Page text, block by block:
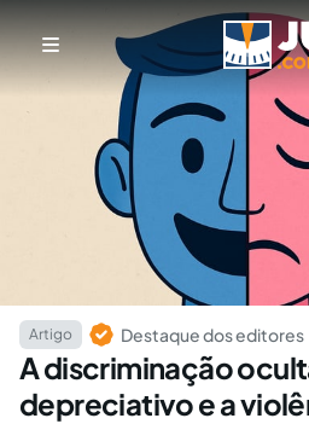
Artigo
Destaque dos editores
A discriminação
depreciativo e a